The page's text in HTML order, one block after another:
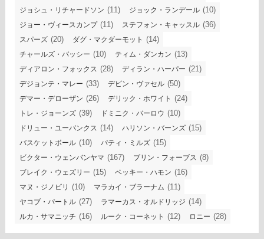
ジョシュ・リチャードソン (11) ジョック・ランデール (10)
ジョー・ヴィースカンプ(11) ステフォン・キャッスル (36)
スパーズ (20) ダグ・マクダーモット (14)
チャールズ・バッシー (10) ティム・ダンカン (13)
ディアロン・フォックス (28) ディラン・ハーパー (21)
デジョンテ・マレー (33) デビン・ヴァセル (50)
デマー・デローザン (26) デリック・ホワイト (24)
トレ・ジョーンズ (39) ドミニク・バーロウ (10)
ドリュー・ユーバンクス (14) ハリソン・バーンズ (15)
バスケットボール (10) パティ・ミルズ (15)
ビクター・ウェンバンヤマ (167) ブリン・フォーブス (8)
ブレイク・ウェズリー (15) ベッキー・ハモン (16)
マヌ・ジノビリ (10) マラカイ・ブラーナム (11)
ヤコブ・パートル (27) ラマーカス・オルドリッジ (14)
ルカ・サマニッチ (16) ルーク・コーネット (12) ロニー (28)